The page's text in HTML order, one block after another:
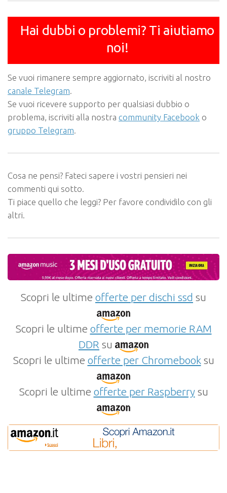
Hai dubbi o problemi? Ti aiutiamo
noi!
Se vuoi rimanere sempre aggiornato, iscriviti al nostro
canale Telegram.
Se vuoi ricevere supporto per qualsiasi dubbio o
problema, iscriviti alla nostra community Facebook o
gruppo Telegram.
Cosa ne pensi? Fateci sapere i vostri pensieri nei
commenti qui sotto.
Ti piace quello che leggi? Per favore condividilo con gli
altri.
Scopri le ultime offerte per dischi ssd su
Scopri le ultime offerte per memorie RAM
DDR su
Scopri le ultime offerte per Chromebooksu
Scopri le ultime offerte per Raspberrysu